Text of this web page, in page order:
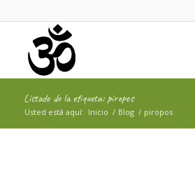
Listado de la etiqueta: piropos
Usted está aquí: Inicio / Blog / piropos